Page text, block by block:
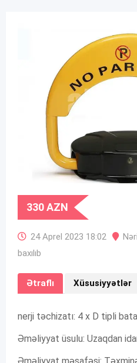
330AZN
24 Aprel 2023 18:02
baxılıb
Ətraflı Xüsusiyyətlər
nerji təchizatı: 4 x D tipli
Əməliyyat üsulu: Uzaqdan